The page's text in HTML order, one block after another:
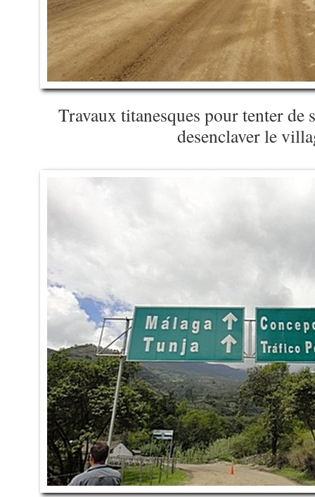
Travaux titanesques pour tenter de
desenclaver le